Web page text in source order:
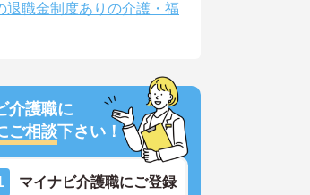
退職金制度ありの介護・福
介護職に
ご相談下さい！
マイナビ介護職にご登録